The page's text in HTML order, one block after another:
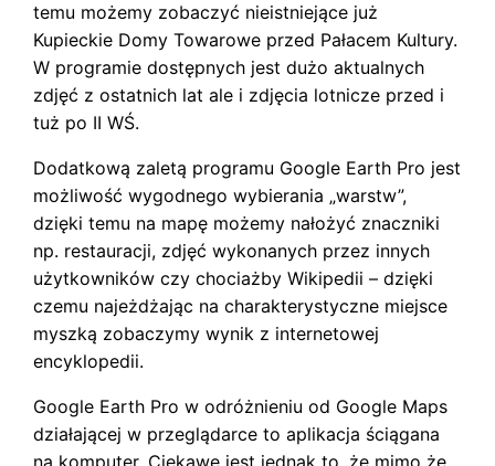
temu możemy zobaczyć nieistniejące już
Kupieckie Domy Towarowe przed Pałacem Kultury.
W programie dostępnych jest dużo aktualnych
zdjęć z ostatnich lat ale i zdjęcia lotnicze przed i
tuż po II WŚ.
Dodatkową zaletą programu Google Earth Pro jest
możliwość wygodnego wybierania „warstw”,
dzięki temu na mapę możemy nałożyć znaczniki
np. restauracji, zdjęć wykonanych przez innych
użytkowników czy chociażby Wikipedii – dzięki
czemu najeżdżając na charakterystyczne miejsce
myszką zobaczymy wynik z internetowej
encyklopedii.
Google Earth Pro w odróżnieniu od Google Maps
działającej w przeglądarce to aplikacja ściągana